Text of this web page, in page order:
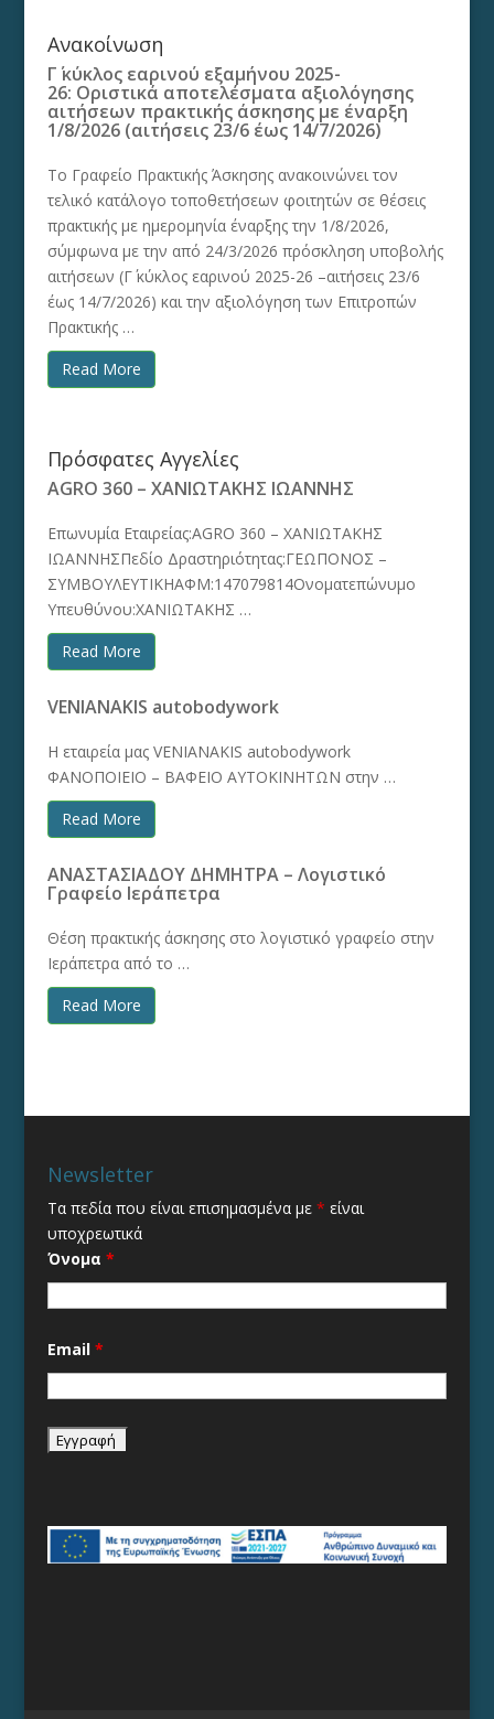
Ανακοίνωση
Γ΄ κύκλος εαρινού εξαμήνου 2025-
26: Οριστικά αποτελέσματα αξιολόγησης
αιτήσεων πρακτικής άσκησης με έναρξη
1/8/2026 (αιτήσεις 23/6 έως 14/7/2026)
Το Γραφείο Πρακτικής Άσκησης ανακοινώνει τον
τελικό κατάλογο τοποθετήσεων φοιτητών σε θέσεις
πρακτικής με ημερομηνία έναρξης την 1/8/2026,
σύμφωνα με την από 24/3/2026 πρόσκληση υποβολής
αιτήσεων (Γ΄ κύκλος εαρινού 2025-26 –αιτήσεις 23/6
έως 14/7/2026) και την αξιολόγηση των Επιτροπών
Πρακτικής …
Read More
Πρόσφατες Αγγελίες
AGRO 360 – ΧΑΝΙΩΤΑΚΗΣ ΙΩΑΝΝΗΣ
Επωνυμία Εταιρείας:AGRO 360 – ΧΑΝΙΩΤΑΚΗΣ
ΙΩΑΝΝΗΣΠεδίο Δραστηριότητας:ΓΕΩΠΟΝΟΣ –
ΣΥΜΒΟΥΛΕΥΤΙΚΗΑΦΜ:147079814Ονοματεπώνυμο
Υπευθύνου:ΧΑΝΙΩΤΑΚΗΣ …
Read More
VENIANAKIS autobodywork
Η εταιρεία μας VENIANAKIS autobodywork
ΦΑΝΟΠΟΙΕΙΟ – ΒΑΦΕΙΟ ΑΥΤΟΚΙΝΗΤΩΝ στην …
Read More
ΑΝΑΣΤΑΣΙΑΔΟΥ ΔΗΜΗΤΡΑ – Λογιστικό
Γραφείο Ιεράπετρα
Θέση πρακτικής άσκησης στο λογιστικό γραφείο στην
Ιεράπετρα από το …
Read More
Newsletter
Τα πεδία που είναι επισημασμένα με * είναι
υποχρεωτικά
Όνομα *
Email *